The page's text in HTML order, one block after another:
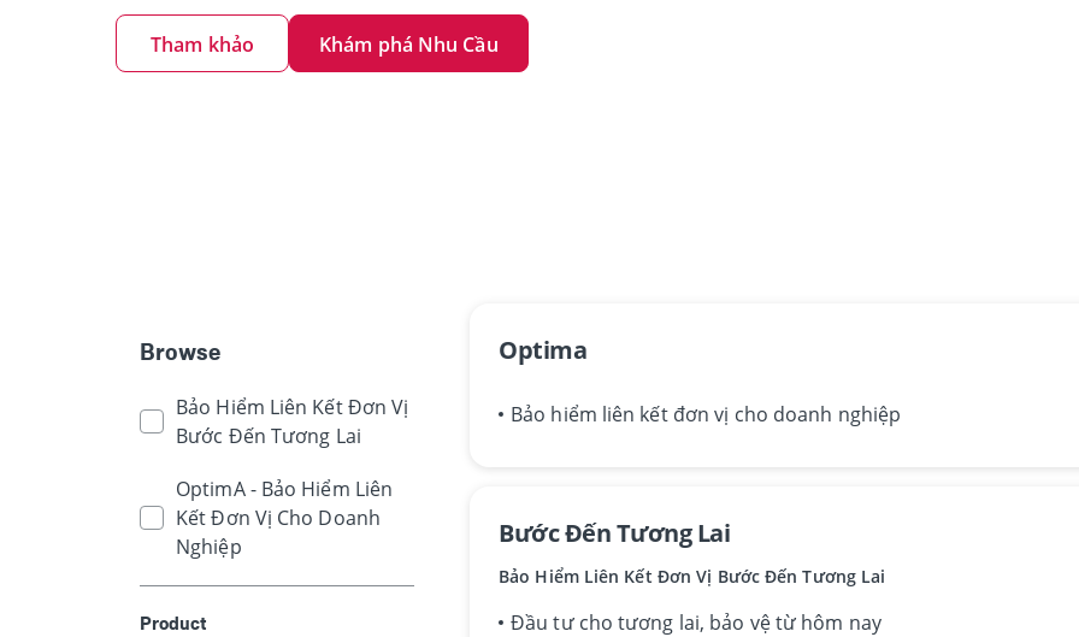
Tham khảo Khám phá Nhu Cầu
Browse
Bảo Hiểm Liên Kết Đơn Vị
Bước Đến Tương Lai
OptimA - Bảo Hiểm Liên
Kết Đơn Vị Cho Doanh
Nghiệp
Product
Optima
Bảo hiểm liên kết đơn vị cho doanh nghiệp
Bước Đến Tương Lai
Bảo Hiểm Liên Kết Đơn Vị Bước Đến Tương Lai
Đầu tư cho tương lai, bảo vệ từ hôm nay